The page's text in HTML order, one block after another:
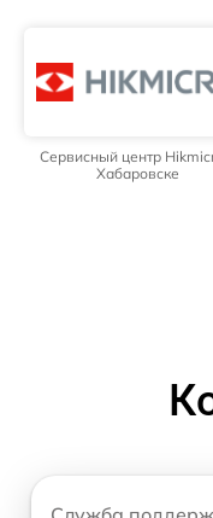
Сервисный центр
Хабаровске